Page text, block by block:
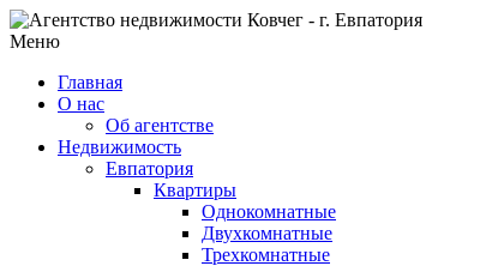
Меню
Главная
О нас
Об агентстве
Недвижимость
Евпатория
Квартиры
Однокомнатные
Двухкомнатные
Трехкомнатные